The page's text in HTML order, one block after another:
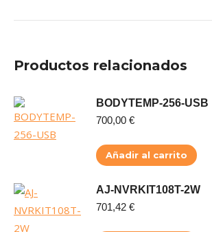
Productos relacionados
BODYTEMP-256-USB
700,00 €
Añadir al carrito
AJ-NVRKIT108T-2W
701,42 €